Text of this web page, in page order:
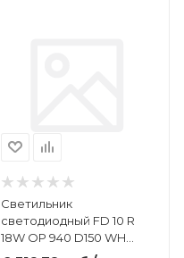
Светильник
светодиодный FD 10 R
18W OP 940 D150 WH
IP44 185х40мм 18Вт